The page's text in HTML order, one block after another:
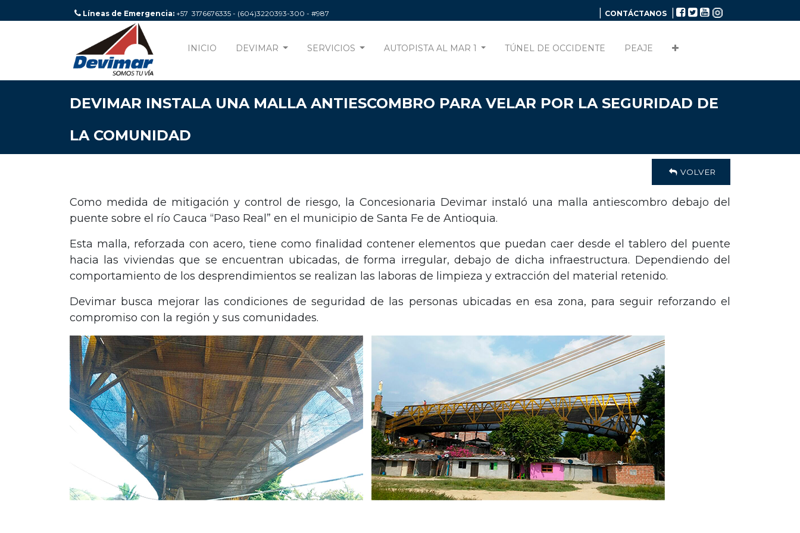
Líneas de Emergencia: +57 3176676335 - (604)3220393-300 - #987 CONTÁCTANOS
INICIO DEVIMAR SERVICIOS AUTOPISTA AL MAR 1 TÚNEL DE OCCIDENTE PEAJE
DEVIMAR INSTALA UNA MALLA ANTIESCOMBRO PARA VELAR POR LA SEGURIDAD DE
LA COMUNIDAD
VOLVER
Como medida de mitigación y control de riesgo, la Concesionaria Devimar instaló una malla antiescombro debajo del
puente sobre el río Cauca “Paso Real” en el municipio de Santa Fe de Antioquia.
Esta malla, reforzada con acero, tiene como finalidad contener elementos que puedan caer desde el tablero del puente
hacia las viviendas que se encuentran ubicadas, de forma irregular, debajo de dicha infraestructura. Dependiendo del
comportamiento de los desprendimientos se realizan las laboras de limpieza y extracción del material retenido.
Devimar busca mejorar las condiciones de seguridad de las personas ubicadas en esa zona, para seguir reforzando el
compromiso con la región y sus comunidades.